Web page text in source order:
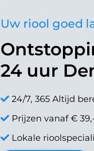
Uw riool goed
24 uur
24/7, 365 Altijd
Prijzen vanaf €
Lokale